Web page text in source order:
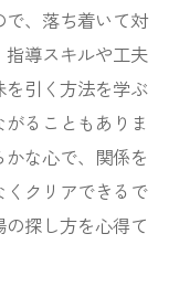
、落ち着いて対
導スキルや工夫
引く方法を学ぶ
ることもありま
な心で、関係を
クリアできるで
探し方を心得て